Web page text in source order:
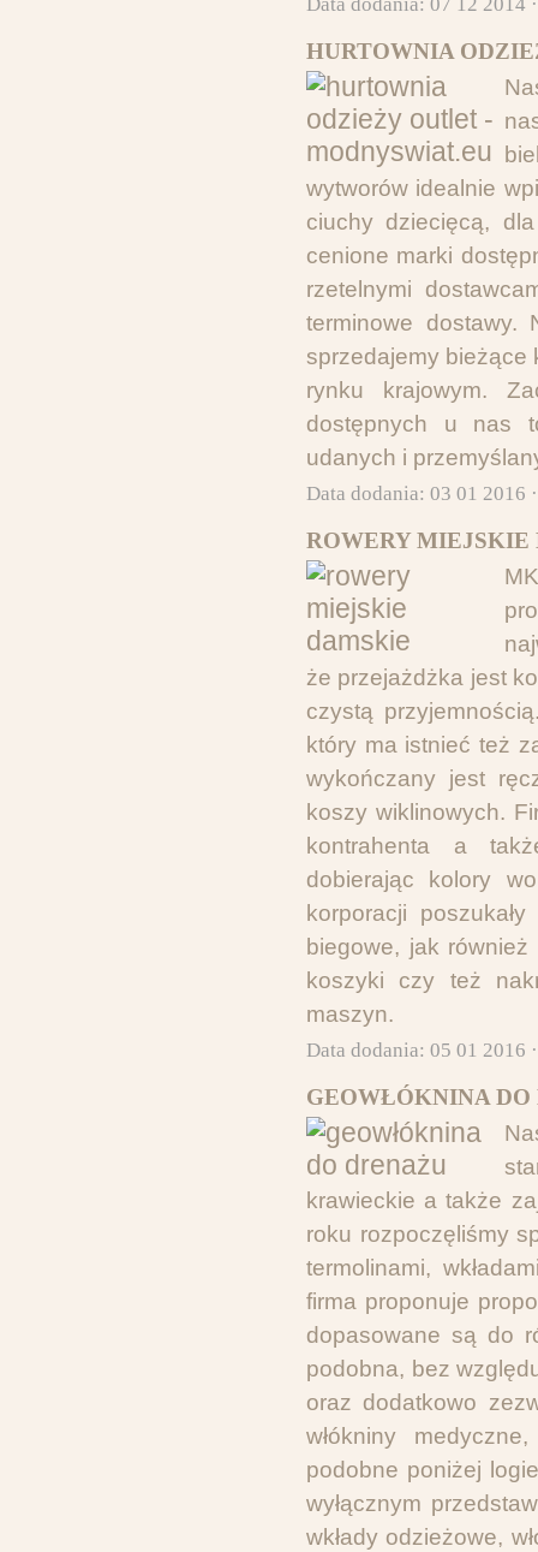
HURTOWNIA
wytworów idealnie
ciuchy dziecięcą,
cenione marki
rzetelnymi
terminowe dostawy.
sprzedajemy bieżące
rynku krajowym.
dostępnych u nas
udanych i
Data dodania: 03 01 2016
ROWERY MIEJSKIE
że przejażdżka jest
czystą
który ma istnieć też
wykończany jest
koszy wiklinowych.
kontrahenta a
dobierając kolory
korporacji
biegowe, jak
koszyki czy też
maszyn.
Data dodania: 05 01 2016
GEOWŁÓKNINA DO
krawieckie a także
roku rozpoczęliśmy
termolinami,
firma proponuje
dopasowane są do
podobna, bez
oraz dodatkowo
włókniny
podobne poniżej
wyłącznym
wkłady odzieżowe,